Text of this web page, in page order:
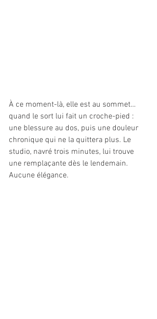
À ce moment-là, elle est au sommet…
quand le sort lui fait un croche-pied :
une blessure au dos, puis une douleur
chronique qui ne la quittera plus. Le
studio, navré trois minutes, lui trouve
une remplaçante dès le lendemain.
Aucune élégance.